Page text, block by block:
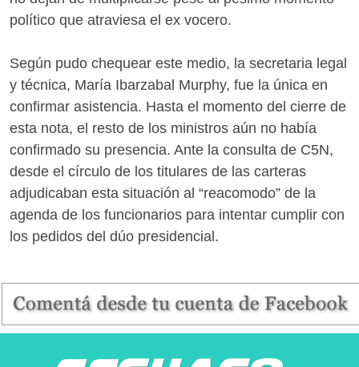
político que atraviesa el ex vocero.
Según pudo chequear este medio, la secretaria legal
y técnica, María Ibarzabal Murphy, fue la única en
confirmar asistencia. Hasta el momento del cierre de
esta nota, el resto de los ministros aún no había
confirmado su presencia. Ante la consulta de C5N,
desde el círculo de los titulares de las carteras
adjudicaban esta situación al “reacomodo” de la
agenda de los funcionarios para intentar cumplir con
los pedidos del dúo presidencial.